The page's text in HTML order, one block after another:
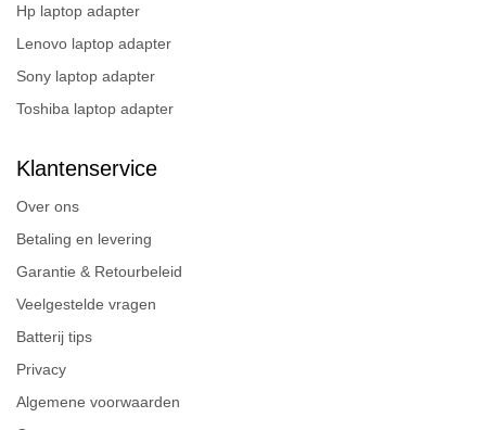
Hp laptop adapter
Lenovo laptop adapter
Sony laptop adapter
Toshiba laptop adapter
Klantenservice
Over ons
Betaling en levering
Garantie & Retourbeleid
Veelgestelde vragen
Batterij tips
Privacy
Algemene voorwaarden